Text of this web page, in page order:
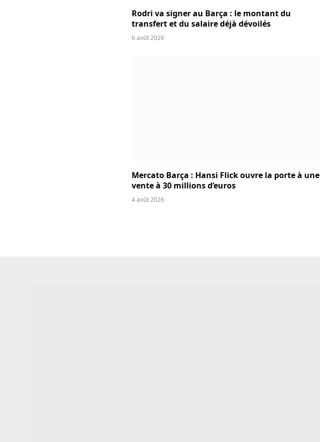
Rodri va signer au Barça : le montant du
transfert et du salaire déjà dévoilés
6 août 2026
Mercato Barça : Hansi Flick ouvre la porte à une
vente à 30 millions d’euros
4 août 2026